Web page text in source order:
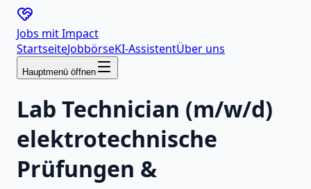
Jobs mitImpact
StartseiteJobbörseKI-AssistentÜber uns
Hauptmenü öffnen
Lab Technician (m/w/d)
elektrotechnische
Prüfungen &